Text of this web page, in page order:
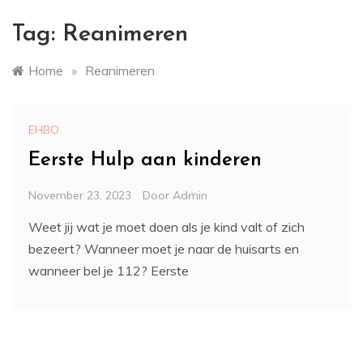
Tag: Reanimeren
Home » Reanimeren
EHBO
Eerste Hulp aan kinderen
November 23, 2023 Door Admin
Weet jij wat je moet doen als je kind valt of zich
bezeert? Wanneer moet je naar de huisarts en
wanneer bel je 112? Eerste